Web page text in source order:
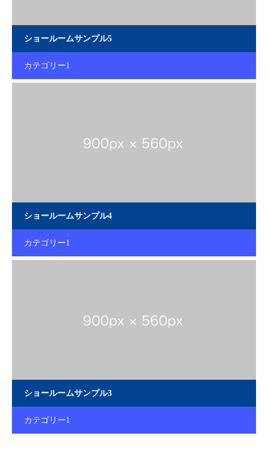
ショールームサンプル5
カテゴリー1
ショールームサンプル4
カテゴリー1
ショールームサンプル3
カテゴリー1